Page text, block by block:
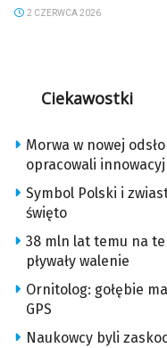
2 CZERWCA 2026
Ciekawostki
Morwa w nowej
opracowali
Symbol Polski i
święto
38 mln lat temu na
pływały walenie
Ornitolog: gołębie
GPS
Naukowcy byli